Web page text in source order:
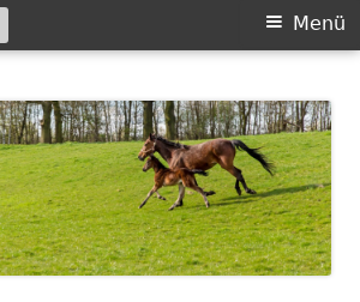
Menü
Suchen
nach: